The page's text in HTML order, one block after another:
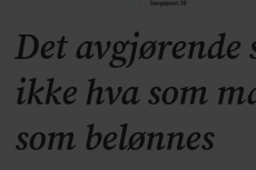
Det avgjørende
ikke hva som
som belønnes